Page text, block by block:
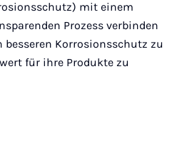
mit einem
Prozess verbinden
Korrosionsschutz zu
für ihre Produkte zu